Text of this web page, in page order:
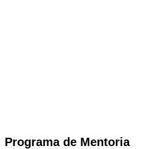
Programa de Mentoria